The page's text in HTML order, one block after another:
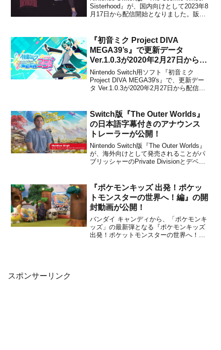
Sisterhood』が、国内向けとして2023年8
月17日から配信開始となりました。販売
価格の1,800円(税込)で購...
『初音ミク Project DIVA
MEGA39’s』で更新データ
Ver.1.0.3が2020年2月27日から配
信開始！
Nintendo Switch用ソフト『初音ミク
Project DIVA MEGA39's』で、更新デー
タ Ver.1.0.3が2020年2月27日から配信開
［2020. 2. 27］■変更／修...
Switch版『The Outer Worlds』
の日本語字幕付きのアナウンス
トレーラーが公開！
Nintendo Switch版『The Outer Worlds』
が、海外向けとして発売されることがパ
ブリッシャーのPrivate Divisionとデベロ
予定のPS4＆X...
『ポケモンキッズ 出発！ポケッ
トモンスターの世界へ！編』の開
封動画が公開！
バンダイ キャンディから、「ポケモンキ
ッズ」の最新弾となる『ポケモンキッズ
出発！ポケットモンスターの世界へ！
スポンサーリンク